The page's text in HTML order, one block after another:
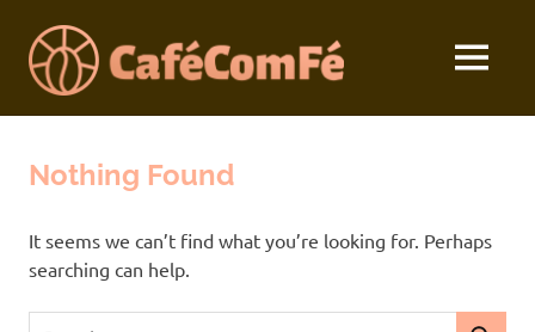
content
Café
com
Fé
MENU
Nothing Found
It seems we can’t find what you’re looking for. Perhaps
searching can help.